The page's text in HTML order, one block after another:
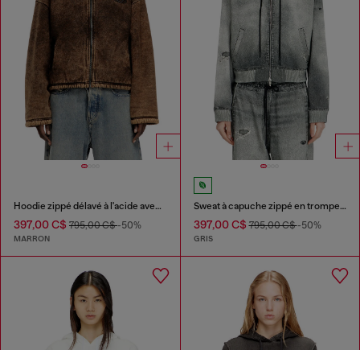
Hoodie zippé délavé à l'acide avec doublure en peluche.
397,00 C$ 795,00 C$-50%
MARRON
Sweat à capuche zippé en trompe-l'œil JoggJeans
397,00 C$795,00 C$-50%
GRIS